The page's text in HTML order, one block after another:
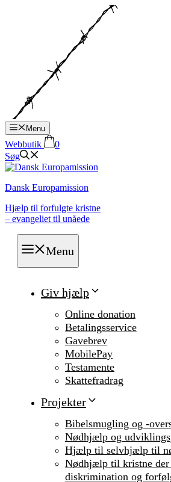
Menu
Webbutik
0
Søg
Dansk Europamission
Hjælp til forfulgte kristne
– evangeliet til unåede
Menu
Giv hjælp
Online donation
Betalingsservice
Gavebrev
MobilePay
Testamente
Skattefradrag
Projekter
Bibelsmugling og -
Nødhjælp og
Hjælp til selvhjælp til
Nødhjælp til kristne der
diskrimination og